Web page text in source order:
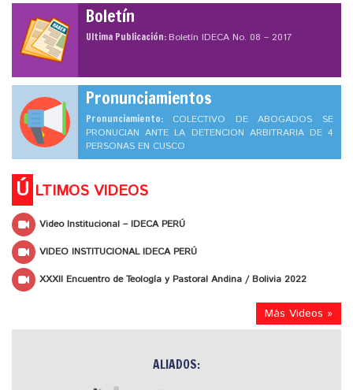
Boletín
Ultima Publicación:Boletín IDECA No. 08 – 2017
Pronunciamientos
Pronunciamiento: COLECTIVO DE ABOGADOS SE
PRONUCIAN ANTE LA DETENCION ARBITRARIA DE 4
PERSONAS EN CUSCO
Ú LTIMOS VIDEOS
Video Institucional – IDECA PERÚ
VIDEO INSTITUCIONAL IDECA PERÚ
XXXII Encuentro de Teología y Pastoral Andina / Bolivia 2022
Más Videos »
ALIADOS: